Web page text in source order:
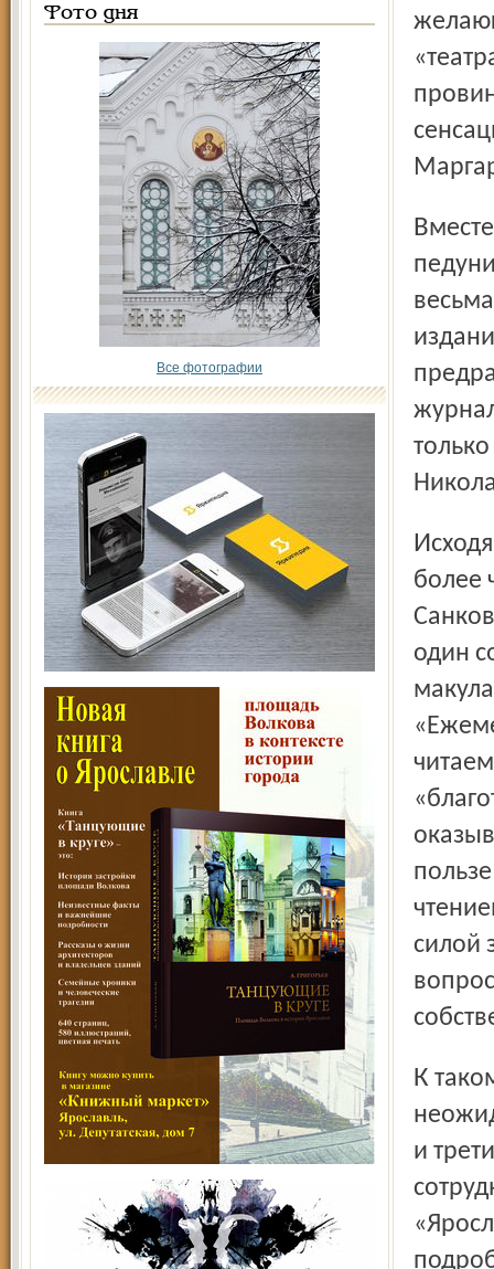
Фото дня
Все фотографии
Вместе с другим докладчиком – коллегой из
Исходя из этого, ярославский «Пошехонец» был-де не
более
один
силой
К такому суждению коллег, явно ставшему
и